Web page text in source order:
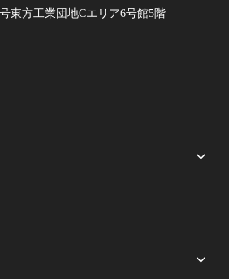
東方工業団地Cエリア6号館5階